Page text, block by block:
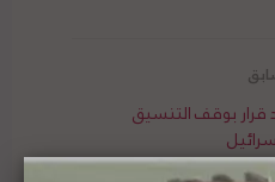
بوقف التنسيق